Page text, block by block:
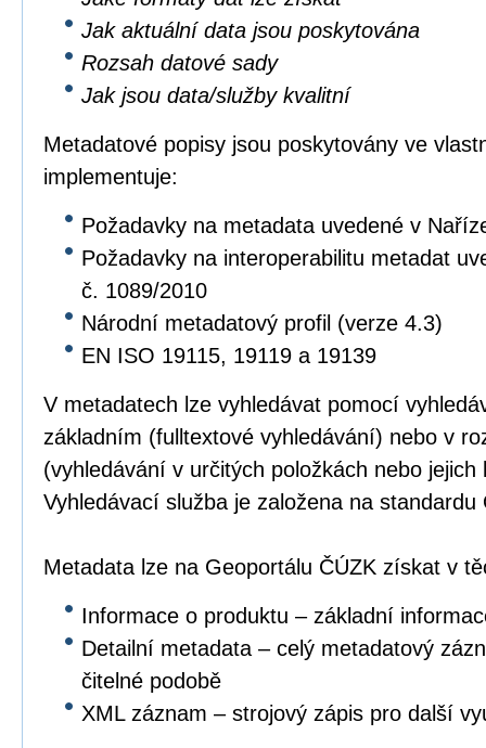
Jak aktuální data jsou poskytována
Rozsah datové sady
Jak jsou data/služby kvalitní
Metadatové popisy jsou poskytovány ve
implementuje:
Požadavky na metadata uvedené v
Požadavky na interoperabilitu metadat
č. 1089/2010
Národní metadatový profil (verze 4.3)
EN ISO 19115, 19119 a 19139
V metadatech lze vyhledávat pomocí
základním (fulltextové vyhledávání) nebo v
(vyhledávání v určitých položkách nebo jejich
Vyhledávací služba je založena na standardu
Metadata lze na Geoportálu ČÚZK získat v
Informace o produktu – základní
Detailní metadata – celý metadatový
čitelné podobě
XML záznam – strojový zápis pro další